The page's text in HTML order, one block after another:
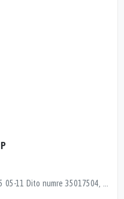
SIDESPEJL LØSDELE, A W169 04>,B W245 05-11 Dito numre 35017504, 35037504